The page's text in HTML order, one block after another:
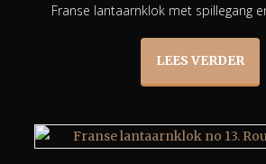
Franse lantaarnklok met spillegang
LEES VERDER